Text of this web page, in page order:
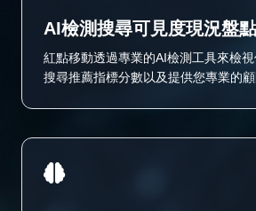
AI檢測搜尋可見度現況盤點
紅點移動透過專業的AI檢測工具來檢
搜尋推薦指標分數以及提供您專業的